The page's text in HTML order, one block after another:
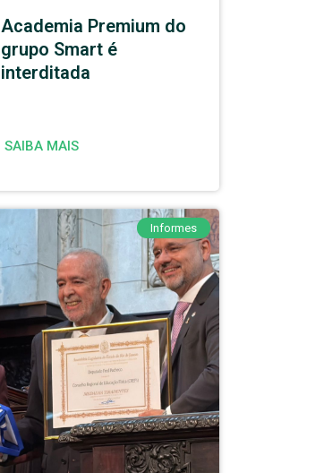
Academia Premium do
grupo Smart é
interditada
SAIBA MAIS
Informes